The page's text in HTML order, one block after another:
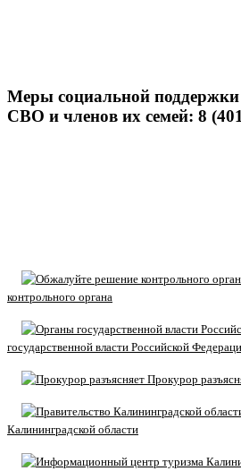
Меры социальной поддержки
СВО и членов их семей: 8
контрольного органа
государственной власти Российской
Прокурор
Калининградской области